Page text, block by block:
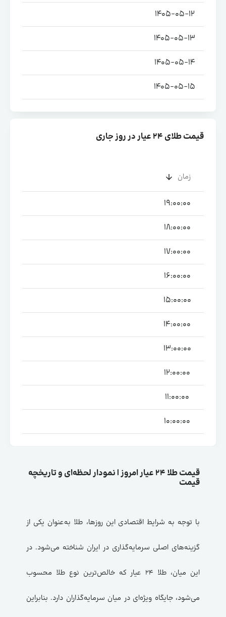
1405-05-12
1405-05-13
1405-05-14
1405-05-15
قیمت طلای ۲۴ عیار در روز جاری
زمان
19:00:00
18:00:00
17:00:00
16:00:00
15:00:00
14:00:00
13:00:00
12:00:00
11:00:00
10:00:00
قیمت طلا ۲۴ عیار امروز | نمودار لحظه‌ای و تاریخچه
قیمت
با توجه به شرایط اقتصادی این روزها، طلا به‌عنوان یکی از
گزینه‌های اصلی سرمایه‌گذاری در ایران شناخته می‌شود. در
این میان، طلا ۲۴ عیار که خالص‌ترین نوع طلا محسوب
می‌شود، جایگاه ویژه‌ای در میان سرمایه‌گذاران دارد. بنابراین